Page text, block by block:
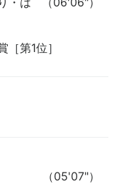
第1位］
（05'07"）